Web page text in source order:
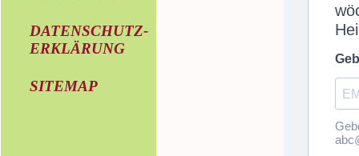
DATENSCHUTZ-
ERKLÄRUNG
SITEMAP